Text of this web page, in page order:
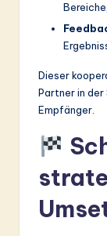
Dieser
Partner in
Empfänger.